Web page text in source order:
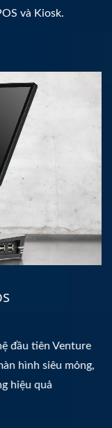
và Kiosk.
đầu tiên Venture
hình siêu mỏng,
hiệu quả